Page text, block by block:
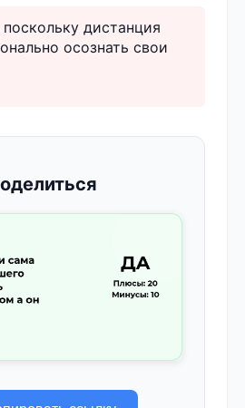
дистанция
осознать свои